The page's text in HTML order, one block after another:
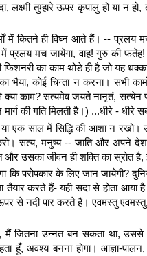
लक्ष्मी तुम्हारे ऊपर कृपालु हो या न
में कितने ही विघ्न आते हैं। -- प्रलय
प्रलय मच जायेगा, वाह! गुरु की फतेह!
फिशनरी का काम थोडे ही है जो यह
भैया, कोई चिन्ता न करना। सभी
काम? सत्यमेव जयते नानृतं, सत्येन
की गति मिलती है।) ...धीरे - धीरे सब
एक साल में सिद्धि की आशा न रखो।
करो। सत्य, मनुष्य -- जाति और अपने
और उसका जीवन ही शक्ति का
कि परोपकार के लिए जान जायेगी?
तैयार करते हैं- यही सदा से होता
नदी पार करते हैं। एवमस्तु एवमस्तु,
मैं जितना उन्नत बन सकता था,
हूँ, अवश्य बनना होगा। आज्ञा-